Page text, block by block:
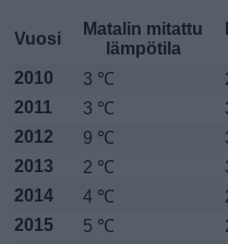
Vuosi
Matalin mitattu
lämpötila
2010
3 ℃
2011
3 ℃
2012
9 ℃
2013
2 ℃
2014
4 ℃
2015
5 ℃